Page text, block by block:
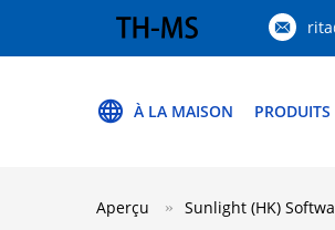
À LA MAISON PRODUITS
Aperçu Sunlight (HK)